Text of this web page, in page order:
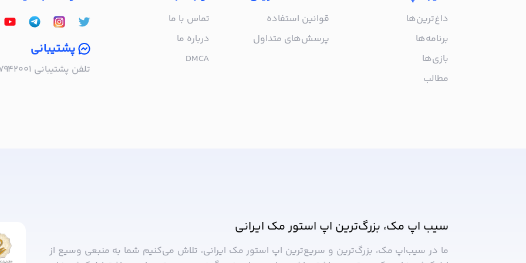
داغ‌ترین‌ها
برنامه‌ها
بازی‌ها
مطالب
قوانین استفاده
پرسش‌های متداول
تماس با ما
درباره‌ ما
DMCA
پشتیبانی
تلفن پشتیبانی ۰۲۱۵۷۹۴۲۰۰۱ | به صورت تلفنی پاسخگوی شما هستیم!
سیب اپ مک، بزرگ‌ترین اپ استور مک ایرانی
ما در سیب‌‌اپ مک، بزرگ‌ترین و سریع‌ترین اپ استور مک ایرانی، تلاش می‌کنیم شما به منبعی وسیع از